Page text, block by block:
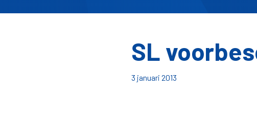
SL
3 januari 2013